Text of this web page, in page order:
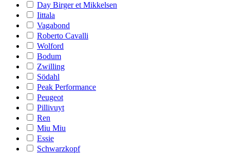
Day Birger et Mikkelsen
Iittala
Vagabond
Roberto Cavalli
Wolford
Bodum
Zwilling
Södahl
Peak Performance
Peugeot
Pillivuyt
Ren
Miu Miu
Essie
Schwarzkopf